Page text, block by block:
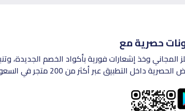
حصرية مع
وخذ إشعارات فورية بأكواد الخصم الجديدة،
داخل التطبيق عبر أكثر من 200 متجر في السعودية.